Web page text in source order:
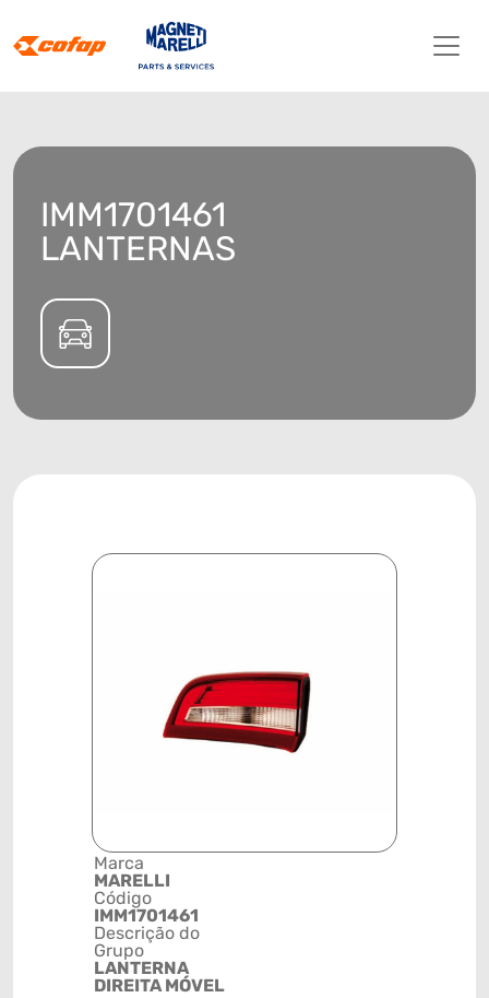
IMM1701461
LANTERNAS
Marca
MARELLI
Código
IMM1701461
Descrição do
Grupo
LANTERNA
DIREITA MÓVEL